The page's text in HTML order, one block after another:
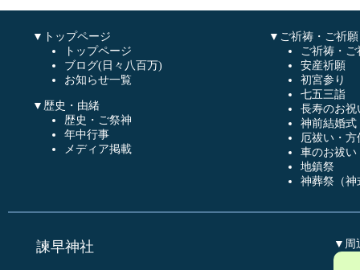
▼トップページ
トップページ
ブログ(日々八百万)
お知らせ一覧
▼歴史・由緒
歴史・ご祭神
年中行事
メディア掲載
▼ご祈祷・ご祈願
ご祈祷・
安産祈願
初宮参り
七五三詣
長寿のお祝
神前結婚式
厄祓い・方
車のお祓い
地鎮祭
神葬祭（神
諫早神社 ▼周